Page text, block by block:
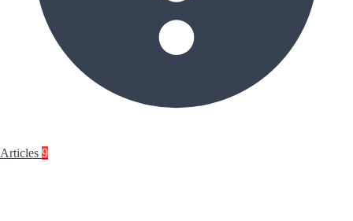
Articles 9